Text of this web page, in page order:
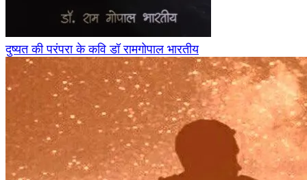
दुष्यत की परंपरा के कवि डॉ रामगोपाल भारतीय